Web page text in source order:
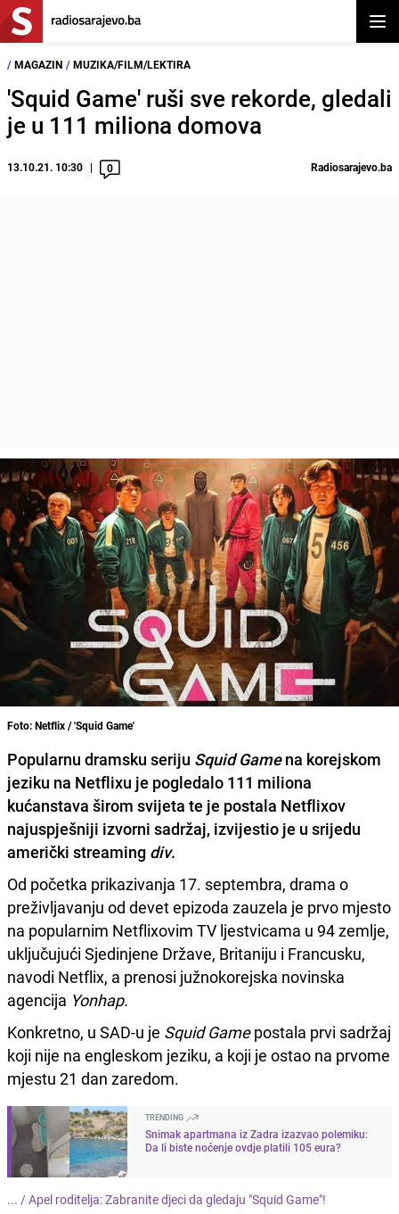
/ MAGAZIN / MUZIKA/FILM/LEKTIRA
'Squid Game' ruši sve rekorde, gledali
je u 111 miliona domova
13.10.21. 10:30 0 Radiosarajevo.ba
Foto: Netflix / 'Squid Game'
Popularnu dramsku seriju Squid Gamena korejskom
jeziku na Netflixu je pogledalo 111 miliona
kućanstava širom svijeta te je postala Netflixov
najuspješniji izvorni sadržaj, izvijestio je u srijedu
američki streaming div.
Od početka prikazivanja 17. septembra, drama o
preživljavanju od devet epizoda zauzela je prvo mjesto
na popularnim Netflixovim TV ljestvicama u 94 zemlje,
uključujući Sjedinjene Države, Britaniju i Francusku,
navodi Netflix, a prenosi južnokorejska novinska
agencija Yonhap.
Konkretno, u SAD-u je Squid Gamepostala prvi sadržaj
koji nije na engleskom jeziku, a koji je ostao na prvome
mjestu 21 dan zaredom.
TRENDING
Snimak apartmana iz Zadra izazvao polemiku:
Da li biste noćenje ovdje platili 105 eura?
... /Apel roditelja: Zabranite djeci da gledaju "Squid Game"!